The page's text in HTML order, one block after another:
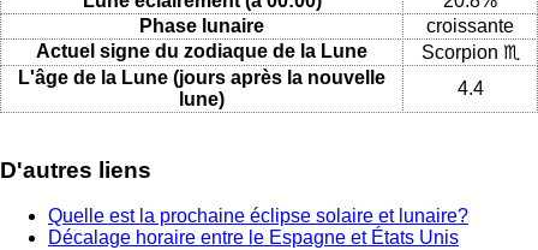
Phase lunaire
croissante
Actuel signe du zodiaque de la Lune
Scorpion ♏
L'âge de la Lune (jours après la nouvelle
lune)
4.4
D'autres liens
Quelle est la prochaine éclipse solaire et lunaire?
Décalage horaire entre le Espagne et États Unis